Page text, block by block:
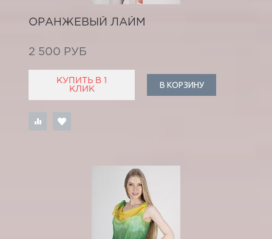
ОРАНЖЕВЫЙ ЛАЙМ
2 500 РУБ
КУПИТЬ В 1
КЛИК
В КОРЗИНУ